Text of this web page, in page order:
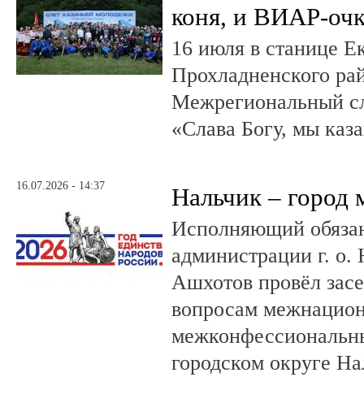
коня, и ВИАР-
16 июля в станице
Прохладненского
Межрегиональный
«Слава Богу, мы
16.07.2026 - 14:37 Нальчик – город
Исполняющий
администрации г. о.
Ашхотов провёл
вопросам
городском округе